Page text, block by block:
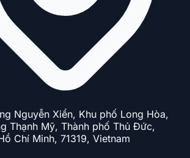
Nguyễn Xiển, Khu phố Long Hòa,
Thạnh Mỹ, Thành phố Thủ Đức,
Chí Minh, 71319, Vietnam